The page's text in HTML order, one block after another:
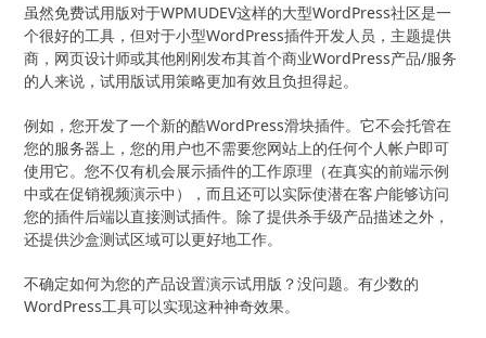
虽然免费试用版对于WPMUDEV这样的大型WordPress社区是一
个很好的工具，但对于小型WordPress插件开发人员，主题提供
商，网页设计师或其他刚刚发布其首个商业WordPress产品/服务
的人来说，试用版试用策略更加有效且负担得起。
例如，您开发了一个新的酷WordPress滑块插件。它不会托管在
您的服务器上，您的用户也不需要您网站上的任何个人帐户即可
使用它。您不仅有机会展示插件的工作原理（在真实的前端示例
中或在促销视频演示中），而且还可以实际使潜在客户能够访问
您的插件后端以直接测试插件。除了提供杀手级产品描述之外，
还提供沙盒测试区域可以更好地工作。
不确定如何为您的产品设置演示试用版？没问题。有少数的
WordPress工具可以实现这种神奇效果。